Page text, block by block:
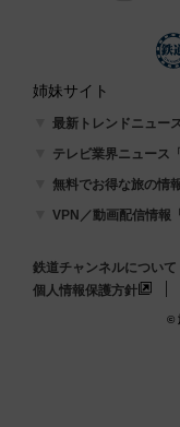
姉妹サイト
最新トレンドニュー
テレビ業界ニュース
無料でお得な旅の情
VPN／動画配信情報
鉄道チャンネルについて
個人情報保護方針
©